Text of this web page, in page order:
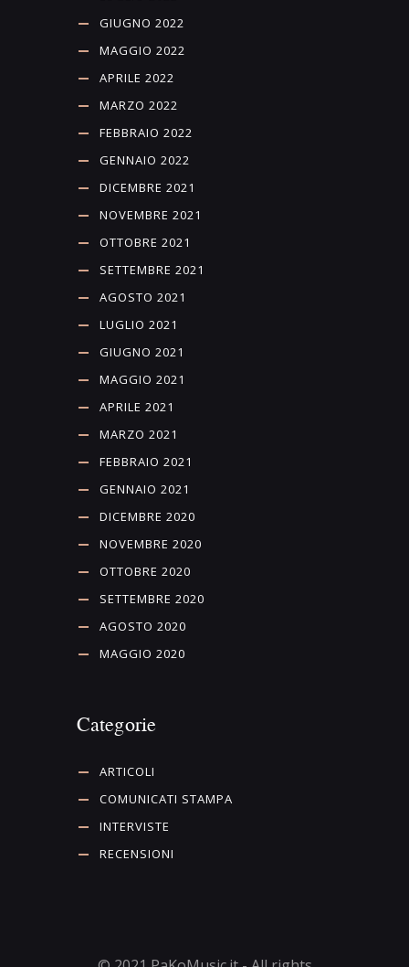
GIUGNO 2022
MAGGIO 2022
APRILE 2022
MARZO 2022
FEBBRAIO 2022
GENNAIO 2022
DICEMBRE 2021
NOVEMBRE 2021
OTTOBRE 2021
SETTEMBRE 2021
AGOSTO 2021
LUGLIO 2021
GIUGNO 2021
MAGGIO 2021
APRILE 2021
MARZO 2021
FEBBRAIO 2021
GENNAIO 2021
DICEMBRE 2020
NOVEMBRE 2020
OTTOBRE 2020
SETTEMBRE 2020
AGOSTO 2020
MAGGIO 2020
Categorie
ARTICOLI
COMUNICATI STAMPA
INTERVISTE
RECENSIONI